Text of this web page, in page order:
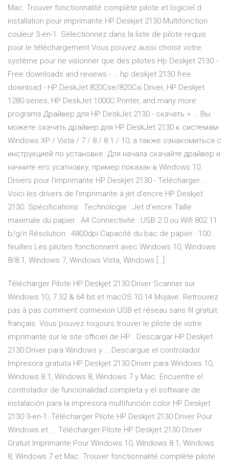
Mac. Trouver fonctionnalité complète pilote et logiciel d
installation pour imprimante HP Deskjet 2130 Multifonction
couleur 3-en-1. Sélectionnez dans la liste de pilote requis
pour le téléchargement Vous pouvez aussi choisir votre
système pour ne visionner que des pilotes Hp Deskjet 2130 -
Free downloads and reviews - … hp deskjet 2130 free
download - HP DeskJet 820Cse/820Cxi Driver, HP Deskjet
1280 series, HP DeskJet 1000C Printer, and many more
programs Драйвер для HP DeskJet 2130 - скачать + … Вы
можете скачать драйвер для HP DeskJet 2130 к системам
Windows XP / Vista / 7 / 8 / 8.1 / 10, а также ознакомиться с
инструкцией по установке. Для начала скачайте драйвер и
начните его усатновку, пример показан в Windows 10.
Drivers pour l'imprimante HP Deskjet 2130 - Télécharger ...
Voici les drivers de l’imprimante à jet d’encre HP Deskjet
2130. Spécifications : Technologie : Jet d’encre Taille
maximale du papier : A4 Connectivité : USB 2.0 ou Wifi 802.11
b/g/n Résolution : 4800dpi Capacité du bac de papier : 100
feuilles Les pilotes fonctionnent avec Windows 10, Windows
8/8.1, Windows 7, Windows Vista, Windows […]
Télécharger Pilote HP Deskjet 2130 Driver Scanner sur
Windows 10, 7 32 & 64 bit et macOS 10.14 Mojave. Retrouvez
pas à pas comment connexion USB et réseau sans fil gratuit
français. Vous pouvez toujours trouver le pilote de votre
imprimante sur le site officiel de HP . Descargar HP Deskjet
2130 Driver para Windows y … Descargue el controlador
Impresora gratuita HP Deskjet 2130 Driver para Windows 10,
Windows 8.1, Windows 8, Windows 7 y Mac. Encuentre el
controlador de funcionalidad completa y el software de
instalación para la impresora multifunción color HP Deskjet
2130 3-en-1. Télécharger Pilote HP Deskjet 2130 Driver Pour
Windows et ... Télécharger Pilote HP Deskjet 2130 Driver
Gratuit Imprimante Pour Windows 10, Windows 8.1, Windows
8, Windows 7 et Mac. Trouver fonctionnalité complète pilote